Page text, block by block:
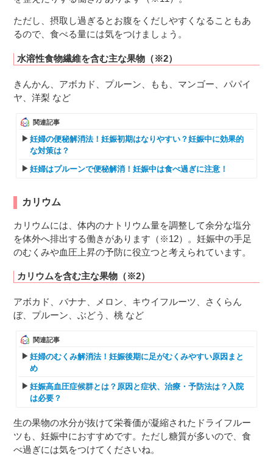
ただし、摂取し過ぎるとお腹をくだしやすくなることもあ
るので、食べる量には気をつけましょう。
水溶性食物繊維を含む主な果物（※2）
きんかん、アボカド、プルーン、もも、マンゴー、パパイ
ヤ、洋梨 など
関連記事
妊婦の便秘解消法！妊娠初期はなりやすい？妊娠中に効果的
な対策は？
妊婦はプルーンで便秘解消！妊娠中は食べ過ぎに注意！
カリウム
カリウムには、体内のナトリウム量を調整して余分な塩分
を体外へ排出する働きがあります（※12）。妊娠中の手足
のむくみや血圧上昇の予防に役立つと考えられています。
カリウムを含む主な果物（※2）
アボカド、バナナ、メロン、キウイフルーツ、さくらん
ぼ、プルーン、ぶどう、桃 など
関連記事
妊婦のむくみ解消法！妊娠後期に足がむくみやすい原因まと
め
妊娠高血圧症候群とは？原因と症状、治療・予防法は？入院
は必要？
生の果物の水分が抜けて栄養価が凝縮されたドライフルー
ツも、妊娠中におすすめです。ただし糖質が多いので、食
べ過ぎには気をつけてくださいね。